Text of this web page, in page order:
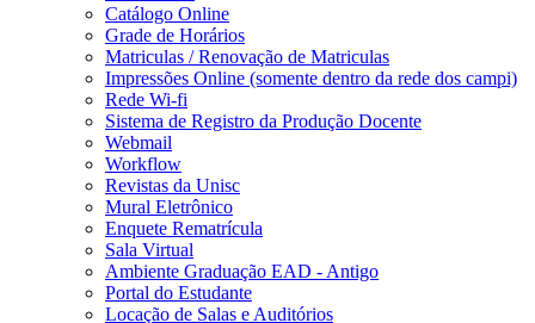
Catálogo Online
Grade de Horários
Matriculas / Renovação de Matriculas
Impressões Online (somente dentro da rede dos campi)
Rede Wi-fi
Sistema de Registro da Produção Docente
Webmail
Workflow
Revistas da Unisc
Mural Eletrônico
Enquete Rematrícula
Sala Virtual
Ambiente Graduação EAD - Antigo
Portal do Estudante
Locação de Salas e Auditórios